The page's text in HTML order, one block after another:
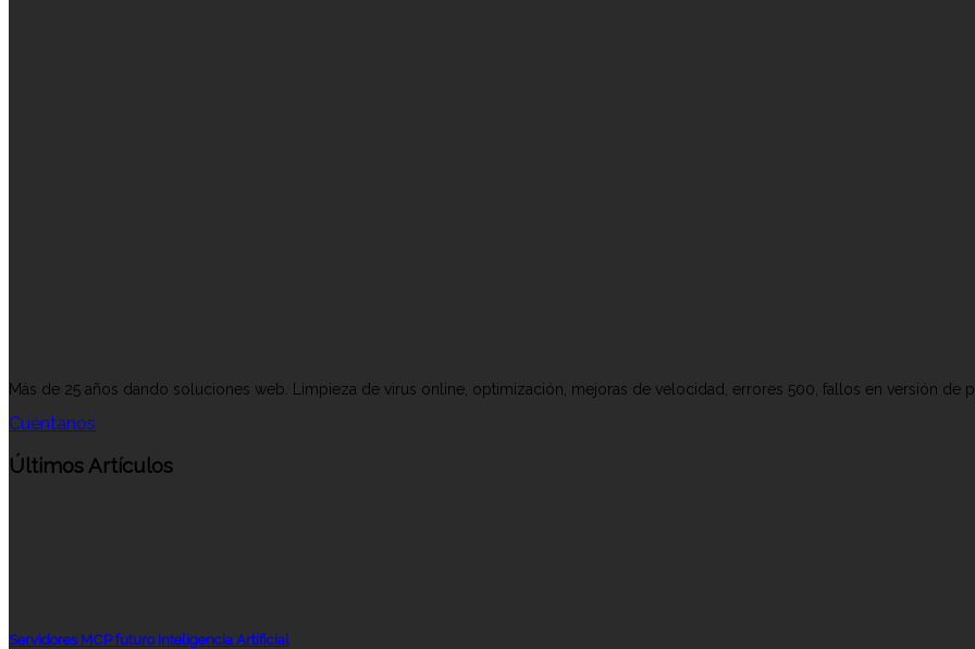
Más de 25 años dando soluciones web. Limpieza de virus online, optimización, mejoras de velocidad, errores 500, fallos en versión de
Cuéntanos
Últimos Artículos
Servidores MCP futuro Inteligencia Artificial